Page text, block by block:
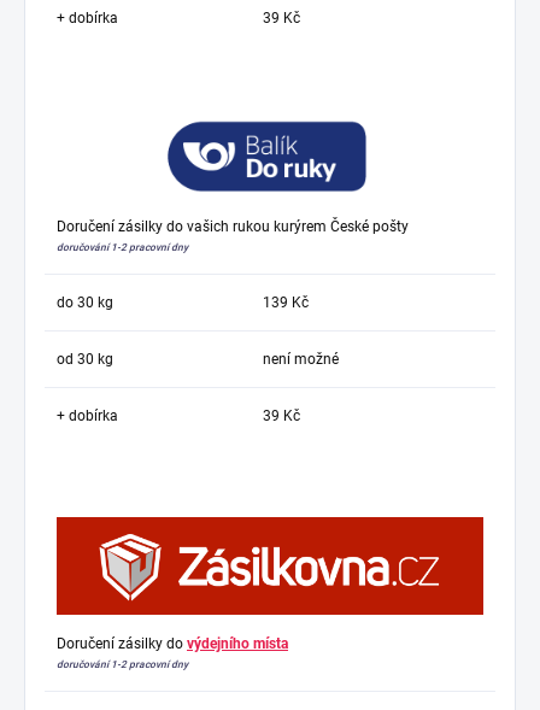
+ dobírka 39 Kč
Doručení zásilky do vašich rukou kurýrem České pošty
doručování 1-2 pracovní dny
do 30 kg 139 Kč
od 30 kg není možné
+ dobírka 39 Kč
Doručení zásilky do výdejního místa
doručování 1-2 pracovní dny